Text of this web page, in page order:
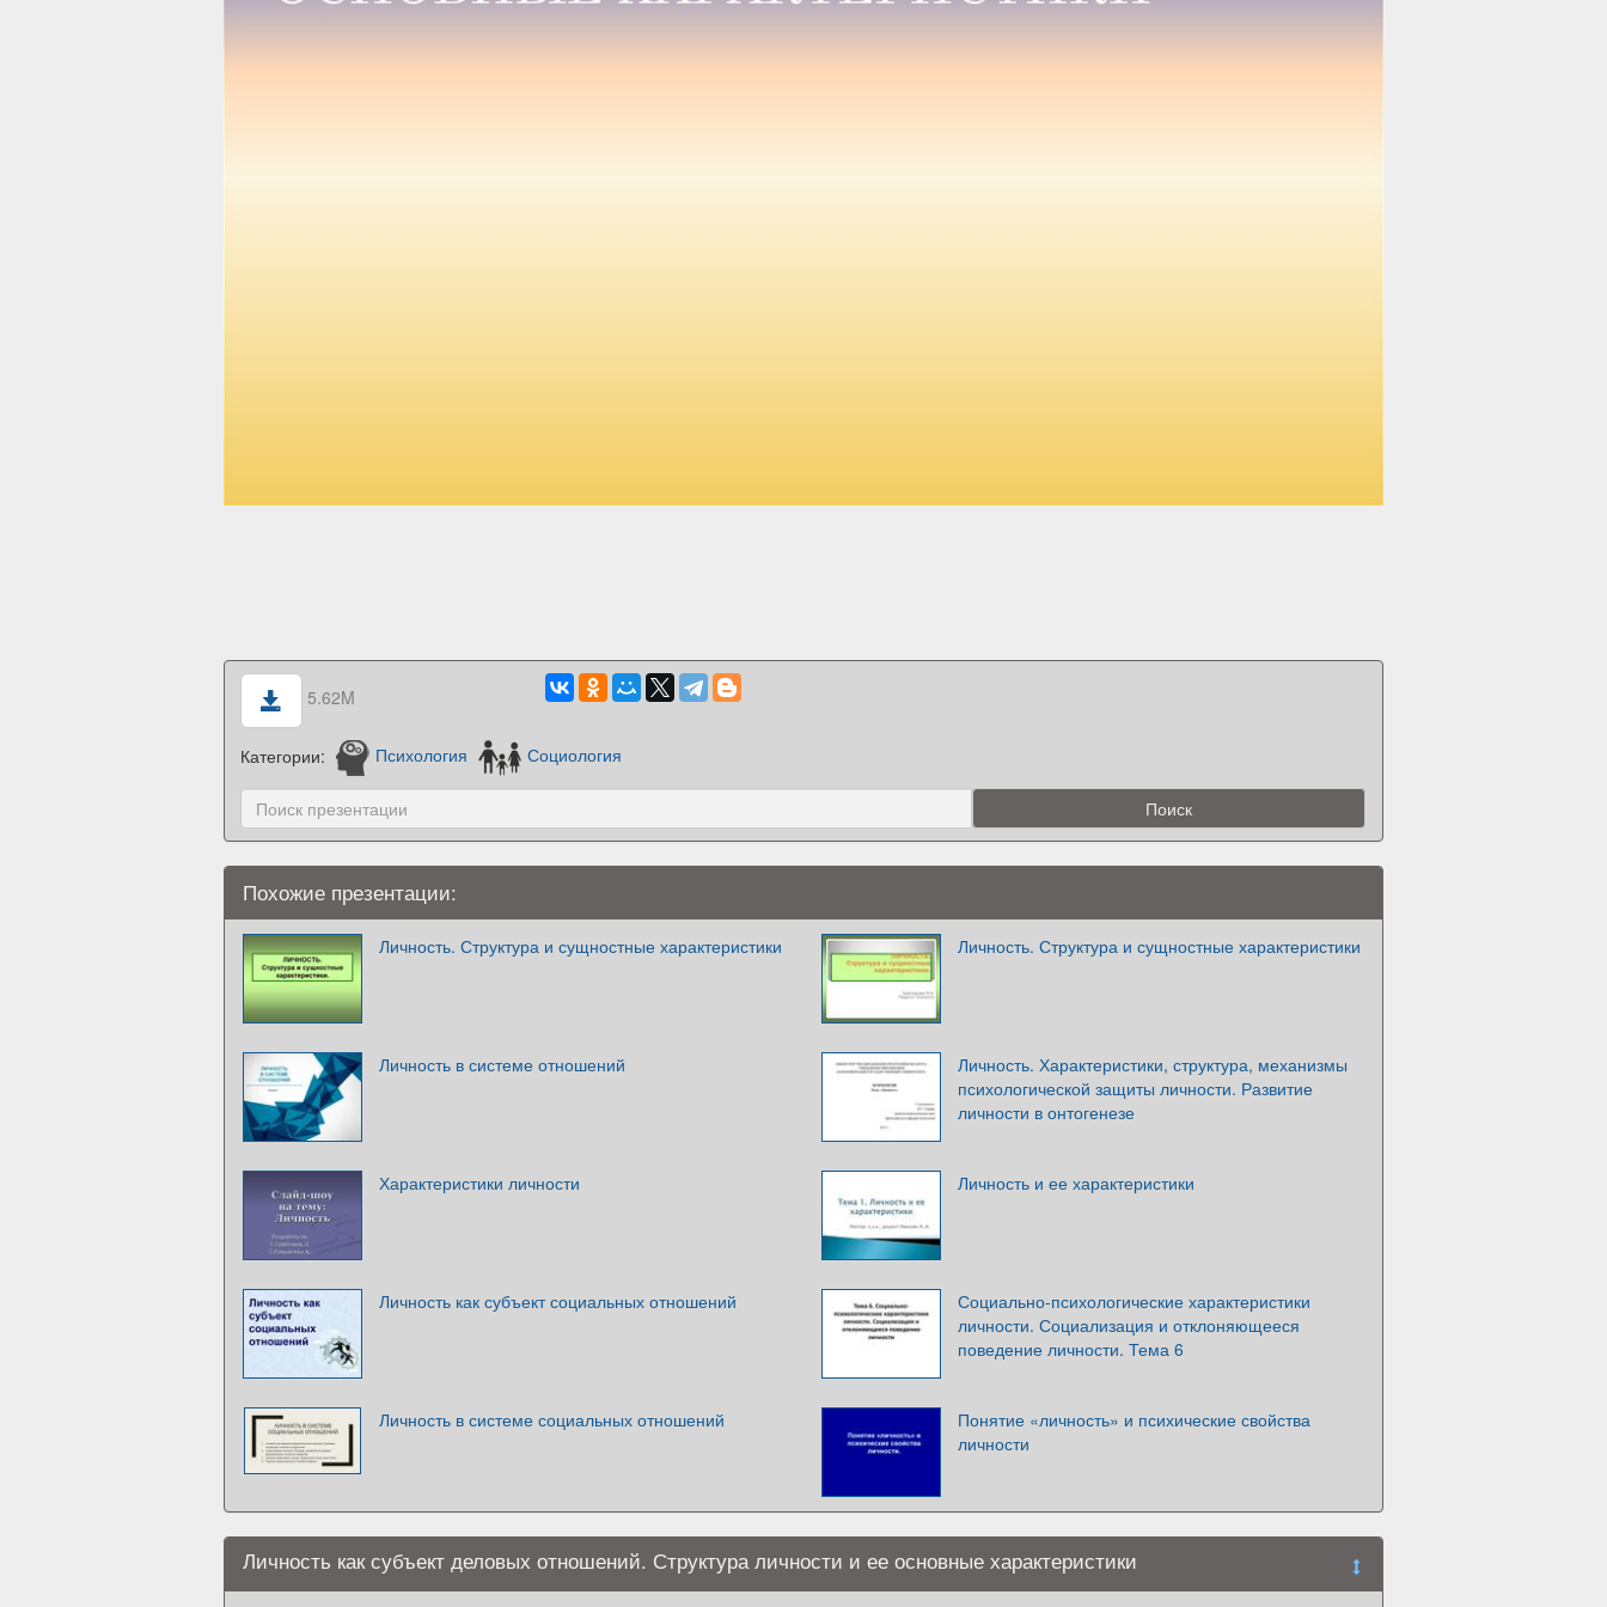
5.62M
Категории: Психология Социология
Похожие презентации:
Личность. Структура и сущностные характеристики Личность. Структура и сущностные характеристики
Личность в системе отношений
Личность. Характеристики, структура, механизмы
психологической защиты личности. Развитие
личности в онтогенезе
Характеристики личности Личность и ее характеристики
Личность как субъект социальных отношений
Социально-психологические характеристики
личности. Социализация и отклоняющееся
поведение личности. Тема 6
Личность в системе социальных отношений
Понятие «личность» и психические свойства
личности
Личность как субъект деловых отношений. Структура личности и ее основные характеристики